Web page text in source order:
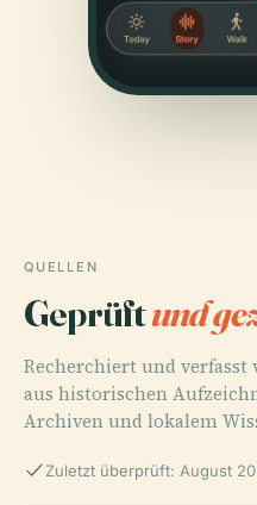
QUELLEN
Geprüftund
Recherchiert und verfasst
aus historischen
Archiven und lokalem
Zuletzt überprüft: August